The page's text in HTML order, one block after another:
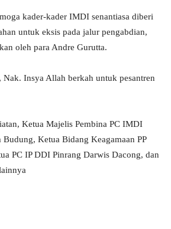
kader-kader IMDI senantiasa diberi
untuk eksis pada jalur pengabdian,
oleh para Andre Gurutta.
Nak. Insya Allah berkah untuk pesantren
Ketua Majelis Pembina PC IMDI
Ketua Bidang Keagamaan PP
PC IP DDI Pinrang Darwis Dacong, dan